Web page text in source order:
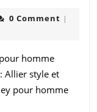
0 Comment |
homme
Allier style et
pour homme